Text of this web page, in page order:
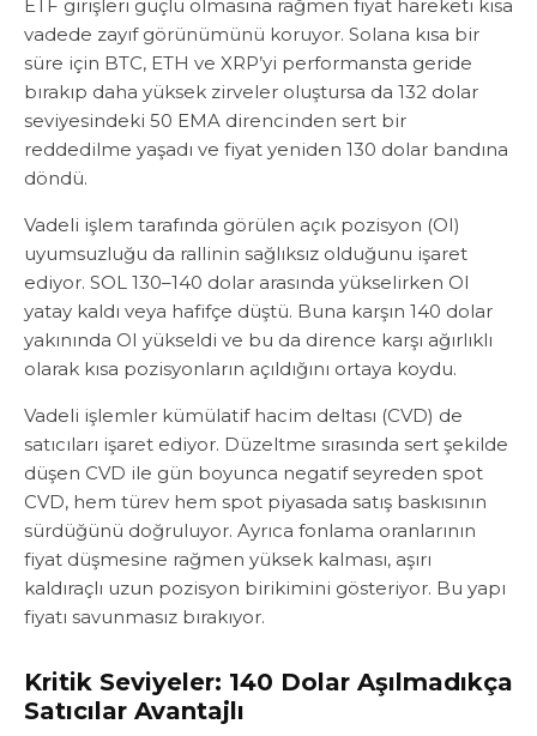
ETF girişleri güçlü olmasına rağmen fiyat hareketi kısa
vadede zayıf görünümünü koruyor. Solana kısa bir
süre için BTC, ETH ve XRP’yi performansta geride
bırakıp daha yüksek zirveler oluştursa da 132 dolar
seviyesindeki 50 EMA direncinden sert bir
reddedilme yaşadı ve fiyat yeniden 130 dolar bandına
döndü.
Vadeli işlem tarafında görülen açık pozisyon (OI)
uyumsuzluğu da rallinin sağlıksız olduğunu işaret
ediyor. SOL 130–140 dolar arasında yükselirken OI
yatay kaldı veya hafifçe düştü. Buna karşın 140 dolar
yakınında OI yükseldi ve bu da dirence karşı ağırlıklı
olarak kısa pozisyonların açıldığını ortaya koydu.
Vadeli işlemler kümülatif hacim deltası (CVD) de
satıcıları işaret ediyor. Düzeltme sırasında sert şekilde
düşen CVD ile gün boyunca negatif seyreden spot
CVD, hem türev hem spot piyasada satış baskısının
sürdüğünü doğruluyor. Ayrıca fonlama oranlarının
fiyat düşmesine rağmen yüksek kalması, aşırı
kaldıraçlı uzun pozisyon birikimini gösteriyor. Bu yapı
fiyatı savunmasız bırakıyor.
Kritik Seviyeler: 140 Dolar Aşılmadıkça
Satıcılar Avantajlı